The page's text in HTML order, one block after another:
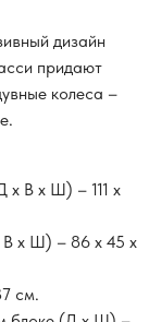
дизайн
придают
колеса –
х В х Ш) – 111 х
х Ш) – 86 х 45 х
см.